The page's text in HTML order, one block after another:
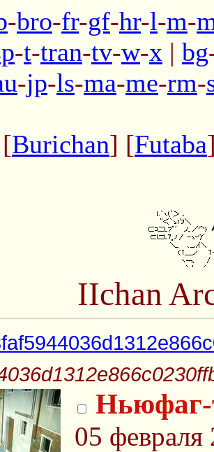
-bro-fr-gf-hr-l-m-
-t-tran-tv-w-x | bg
-jp-ls-ma-me-rm-
[Burichan] [Futaba
IIchan
Ньюфаг-
05